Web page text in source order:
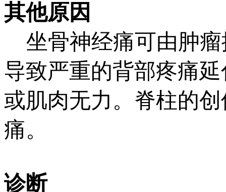
其他原因
坐骨神经痛可由肿瘤
导致严重的背部疼痛
或肌肉无力。脊柱的
痛。
诊断